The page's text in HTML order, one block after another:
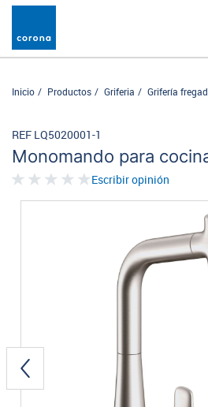
Inicio Productos Griferia Grifería
Monomando para
REF LQ5020001-1
Escribir opinión